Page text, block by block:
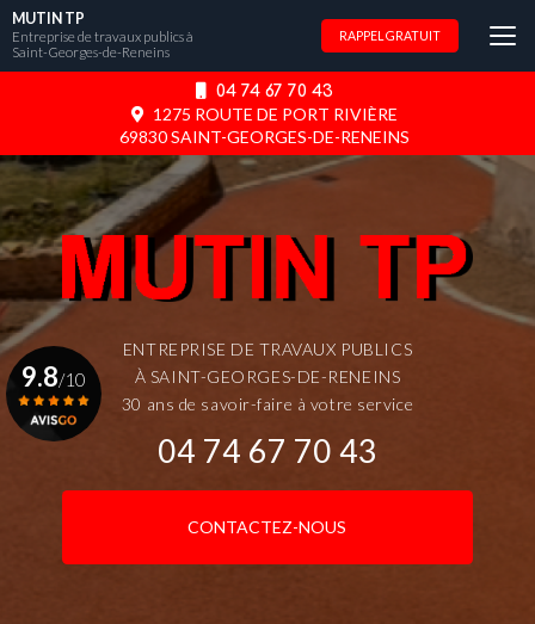
Aller
au
contenu
04 74 67 70 43
1275 ROUTE DE PORT RIVIÈRE
69830 SAINT-GEORGES-DE-RENEINS
MUTIN TP
Entreprise de travaux publics à
Saint-Georges-de-Reneins
RAPPEL GRATUIT
ENTREPRISE DE TRAVAUX PUBLICS
À SAINT-GEORGES-DE-RENEINS
30 ans de savoir-faire à votre service
04 74 67 70 43
CONTACTEZ-NOUS
9.8/10